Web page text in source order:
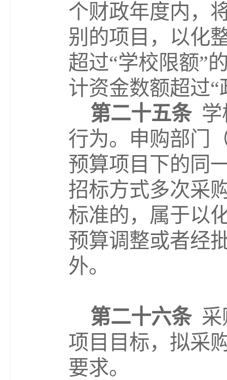
个财政年度内，
别的项目，以化
超过“学校限额”
计资金数额超过“
第二十五条
行为。申购部门
预算项目下的同
招标方式多次采
标准的，属于以
预算调整或者经
外。
第二十六条 采
项目目标，拟采
要求。